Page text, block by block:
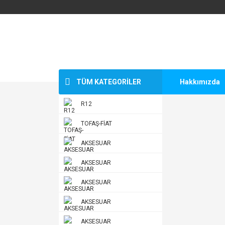
TÜM KATEGORİLER
R12
TOFAŞ-FİAT
AKSESUAR
AKSESUAR
AKSESUAR
AKSESUAR
AKSESUAR
Hakkımızda